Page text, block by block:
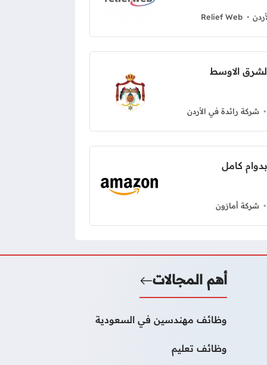
Relief Web
الاوسط
شركة رائدة في الأردن
شركة أمازون
أهم المجالات
وظائف مهندسين في السعودية
وظائف تعليم